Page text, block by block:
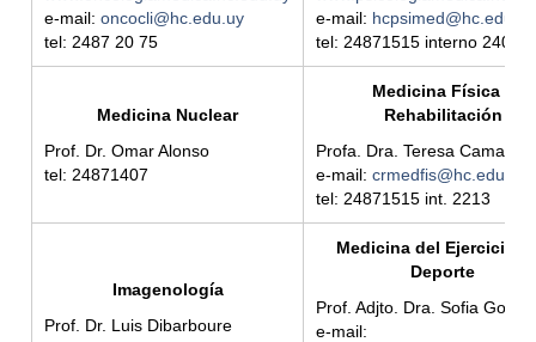
e-mail:oncocli@hc.edu.uy
tel: 2487 20 75
e-mail: hcpsimed@hc.edu.uy
tel: 24871515 interno 2402
Medicina Nuclear
Prof. Dr. Omar Alonso
tel: 24871407
Medicina Física y
Rehabilitación
Profa. Dra. Teresa Camarot
e-mail:crmedfis@hc.edu.uy
tel: 24871515 int. 2213
Imagenología
Prof. Dr. Luis Dibarboure
Medicina del Ejercicio y
Deporte
Prof. Adjto. Dra. Sofia
e-mail: